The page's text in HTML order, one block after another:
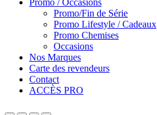
Promo / Occasions
Promo/Fin de Série
Promo Lifestyle / Cadeaux
Promo Chemises
Occasions
Nos Marques
Carte des revendeurs
Contact
ACCÈS PRO